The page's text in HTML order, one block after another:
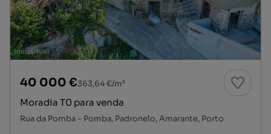
40 000 €363,64 €/m²
Moradia T0 para venda
Rua da Pomba - Pomba, Padronelo, Amarante, Porto